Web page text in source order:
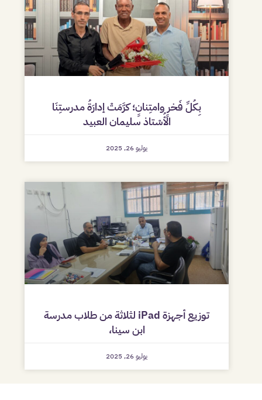
بِكُلِّ فَخرٍ وامتِنانٍ؛ كرَّمَتْ إدارَةُ مدرستِنَا
الأُسْتاذ سليمان العبيد
يوليو 26, 2025
توزيع أجهزة iPad لثلاثة من طلاب مدرسة
ابن سينا،
يوليو 26, 2025